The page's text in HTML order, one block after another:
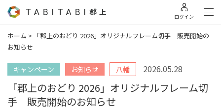
ログイン
ホーム >
「郡上のおどり 2026」オリジナルフレーム切手 販売開始の
お知らせ
キャンペーン お知らせ 八幡 2026.05.28
「郡上のおどり 2026」オリジナルフレーム切
手 販売開始のお知らせ